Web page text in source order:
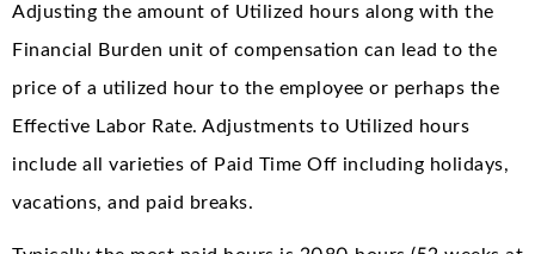
Adjusting the amount of Utilized hours along with the
Financial Burden unit of compensation can lead to the
price of a utilized hour to the employee or perhaps the
Effective Labor Rate. Adjustments to Utilized hours
include all varieties of Paid Time Off including holidays,
vacations, and paid breaks.